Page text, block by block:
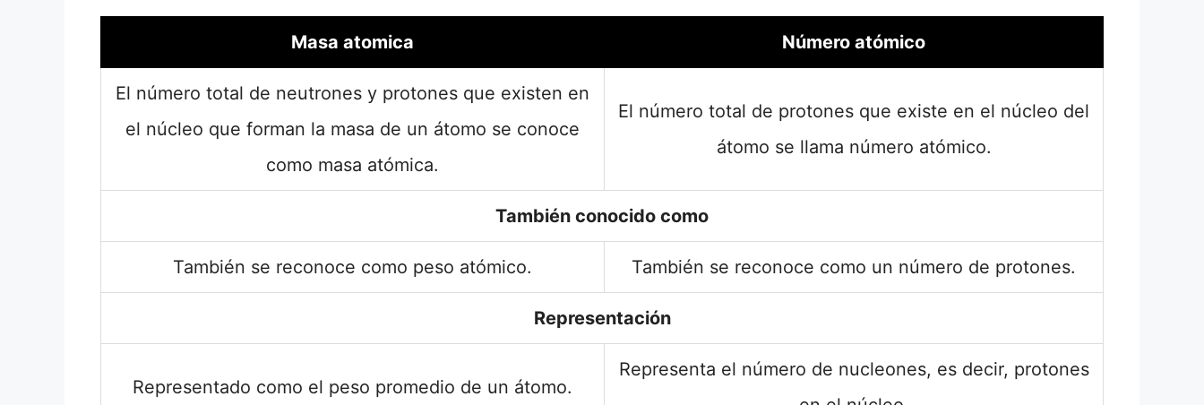
Masa atomica Número atómico
El número total de neutrones y protones que existen en
el núcleo que forman la masa de un átomo se conoce
como masa atómica.
El número total de protones que existe en el núcleo del
átomo se llama número atómico.
También conocido como
También se reconoce como peso atómico. También se reconoce como un número de protones.
Representación
Representado como el peso promedio de un átomo.
Representa el número de nucleones, es decir, protones